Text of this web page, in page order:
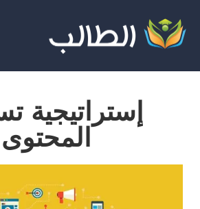
إستراتيجية
المحتوى